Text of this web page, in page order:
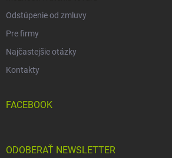
Odstúpenie od zmluvy
Pre firmy
Najčastejšie otázky
Kontakty
FACEBOOK
ODOBERAŤ NEWSLETTER